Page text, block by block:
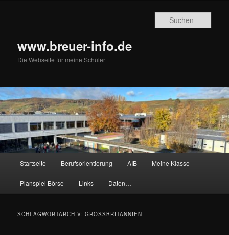
www.breuer-info.de
Die Webseite für meine Schüler
Startseite Berufsorientierung AIB Meine Klasse
Planspiel Börse Links Daten…
SCHLAGWORTARCHIV:GROSSBRITANNIEN